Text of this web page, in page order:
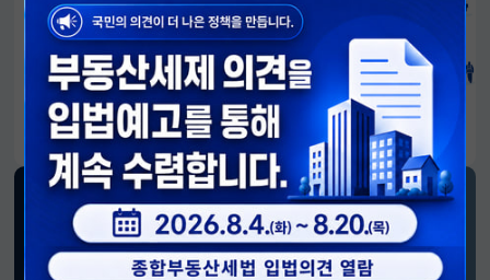
알림판
국민이 만든 대전환의 길-회복과 도약, 모두의 1년
재정경제부 SNS 소식
블로그페이스북트위터(X)유튜브인스타그램